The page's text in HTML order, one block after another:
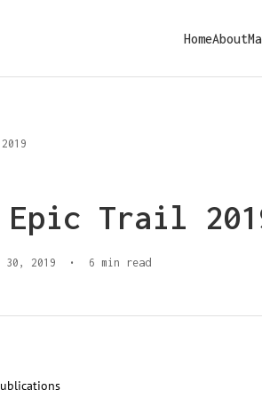
HomeAbout
Epic Trail
30, 2019 • 6 min read